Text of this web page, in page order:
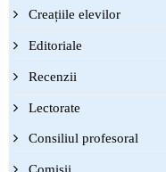
Creațiile elevilor
Editoriale
Recenzii
Lectorate
Consiliul profesoral